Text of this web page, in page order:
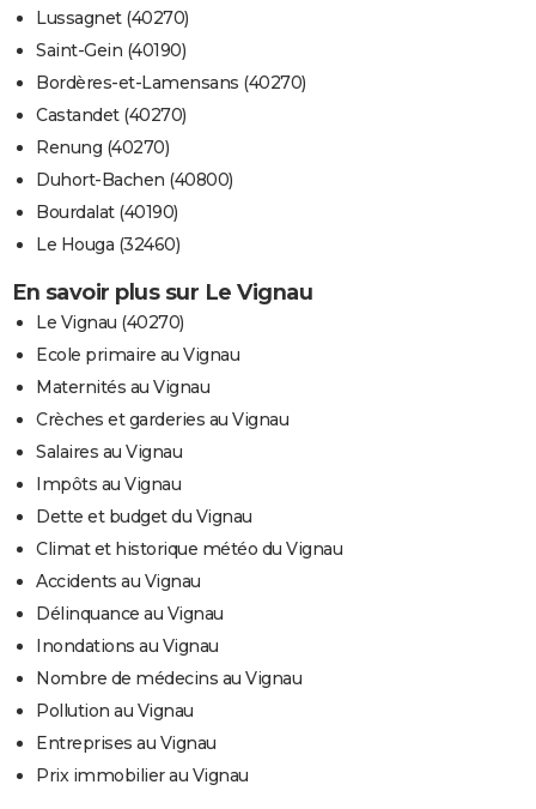
Lussagnet (40270)
Saint-Gein (40190)
Bordères-et-Lamensans (40270)
Castandet (40270)
Renung (40270)
Duhort-Bachen (40800)
Bourdalat (40190)
Le Houga (32460)
En savoir plus sur Le Vignau
Le Vignau (40270)
Ecole primaire au Vignau
Maternités au Vignau
Crèches et garderies au Vignau
Salaires au Vignau
Impôts au Vignau
Dette et budget du Vignau
Climat et historique météo du Vignau
Accidents au Vignau
Délinquance au Vignau
Inondations au Vignau
Nombre de médecins au Vignau
Pollution au Vignau
Entreprises au Vignau
Prix immobilier au Vignau